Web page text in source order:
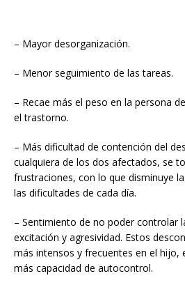
– Mayor desorganización.
– Menor seguimiento de las tareas.
– Recae más el peso en la persona
el trastorno.
– Más dificultad de contención del
cualquiera de los dos afectados, se
frustraciones, con lo que disminuye
las dificultades de cada día.
– Sentimiento de no poder controlar
excitación y agresividad. Estos
más intensos y frecuentes en el hijo,
más capacidad de autocontrol.